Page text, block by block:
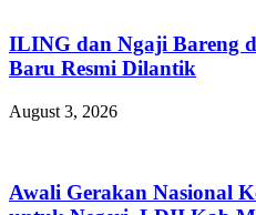
ILING dan Ngaji Bareng
Baru Resmi Dilantik
August 3, 2026
Awali Gerakan Nasional